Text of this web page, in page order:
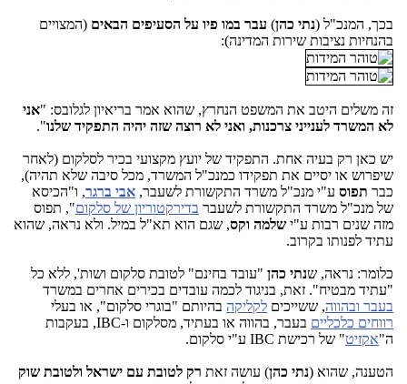
בכך, המנכ"ל (נתי כהן) עבר במו פיו על הסעיפים הבאים (המצויים
בהנחיות נציבות שירות המדינה):
זה משלים היטב את המשפט הנחרץ, שהוא אמר בריאיון לגלובס: "אני
לא המשרד לענייני צרכנות, ואני לא רוצה שזה יהיה התפקיד שלנו".
יש כאן רק בעיה אחת. התפקיד של יועץ מקצועי בכיר לסלקום (לאחר
שיפרוש או יסיים את תפקידו כמנכ"ל המשרד, מכל סיבה שלא תהיה),
כבר תפוס ע"י מנכ"ל משרד התקשורת לשעבר, אבי ברגר, ו"הכיסא
של מנכ"ל משרד התקשורת לשעבר בדירקטוריון של סלקום", תפוס
מזה שנים רבות ע"י שלמה וקס, שגם הוא תא"ל במיל. ולא נראה, שהוא
עתיד לפנותו בקרוב.
כלומר: נראה, שנתי כהן "עובד בחינם" לטובת סלקום ושות', ללא כל
"עתיד מבטיח". זאת, בניגוד לכמה עובדים בכירים אחרים במשרד
בעבר ובהווה, ששייכים לקליקה בהיותם "בוגרי סלקום", או בעלי
רווחים כלכליים
בעבר, בהווה או בעתיד, מסלקום ו-IBC, בעקבות
ה"אקזיט" של רכישת IBC ע"י סלקום.
הטענה, שהוא (נתי כהן) עושה זאת רק לטובת עם ישראל ולטובת שוק